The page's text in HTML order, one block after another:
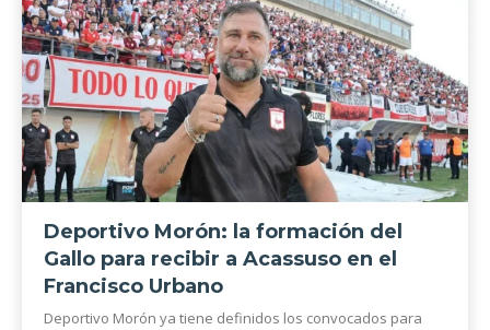
Deportivo Morón: la formación del
Gallo para recibir a Acassuso en el
Francisco Urbano
Deportivo Morón ya tiene definidos los convocados para